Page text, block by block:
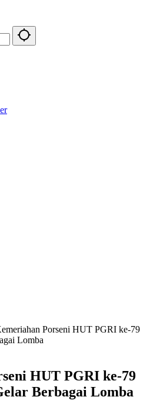
Porseni HUT PGRI ke-79
Lomba
HUT PGRI ke-79
Berbagai Lomba